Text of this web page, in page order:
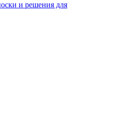
и решения для